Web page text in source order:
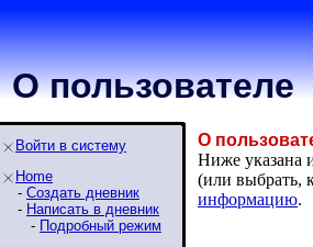
О пользователе
Войти в систему
Home
- Создать дневник
- Написать в дневник
- Подробный режим
О
Ниже указана
(или выбрать,
информацию.